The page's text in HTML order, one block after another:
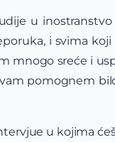
u
i svima
mnogo sreće i
pomognem
u kojima